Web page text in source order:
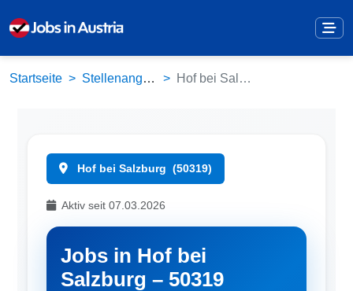
Startseite Stellenangebote Hof bei Salzburg (50319)
Hof bei Salzburg (50319)
Aktiv seit 07.03.2026
Jobs in Hof bei
Salzburg – 50319